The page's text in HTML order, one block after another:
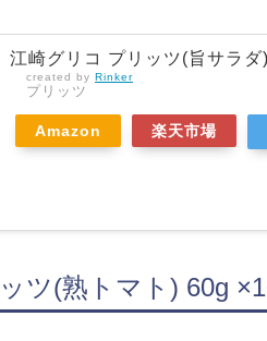
江崎グリコ プリッツ(旨サラ
created by Rinker
プリッツ
Amazon 楽天市場
ツ(熟トマト) 60g